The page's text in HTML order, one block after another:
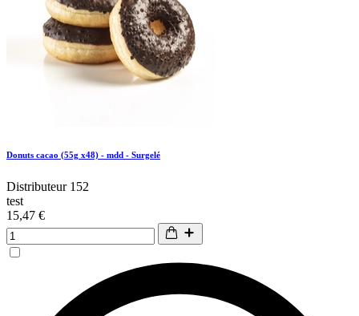
Donuts cacao (55g x48) - mdd - Surgelé
Distributeur 152
test
15,47 €